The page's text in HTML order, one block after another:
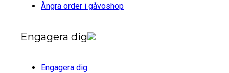
Ångra order i gåvoshop
Engagera dig
Engagera dig